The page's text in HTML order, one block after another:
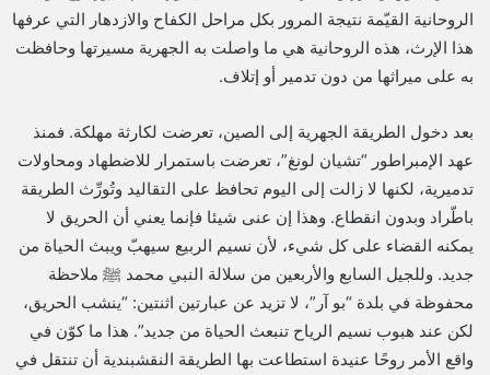
الروحانية القيّمة نتيجة المرور بكل مراحل الكفاح والازدهار التي عرفها
هذا الإرث، هذه الروحانية هي ما واصلت به الجهرية مسيرتها وحافظت
به على ميراثها من دون تدمير أو إتلاف.
بعد دخول الطريقة الجهرية إلى الصين، تعرضت لكارثة مهلكة. فمنذ
عهد الإمبراطور “تشيان لونغ”، تعرضت باستمرار للاضطهاد ومحاولات
تدميرية، لكنها لا زالت إلى اليوم تحافظ على التقاليد وتُورِّث الطريقة
باطّراد وبدون انقطاع. وهذا إن عنى شيئا فإنما يعني أن الحريق لا
يمكنه القضاء على كل شيء، لأن نسيم الربيع سيهبّ ويبث الحياة من
جديد. وللجيل السابع والأربعين من سلالة النبي محمد ﷺ ملاحظة
محفوظة في بلدة “بو آر”، لا تزيد عن عبارتين اثنتين: “ينشب الحريق،
لكن عند هبوب نسيم الرياح تنبعث الحياة من جديد”. هذا ما كوّن في
واقع الأمر روحًا عنيدة استطاعت بها الطريقة النقشبندية أن تنتقل في